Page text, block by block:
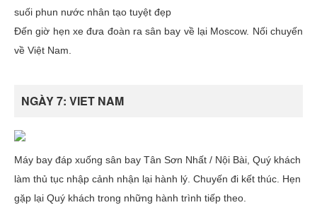
suối phun nước nhân tạo tuyệt đẹp
Đến giờ hẹn xe đưa đoàn ra sân bay về lại Moscow. Nối chuyến
về Việt Nam.
NGÀY 7: VIET NAM
Máy bay đáp xuống sân bay Tân Sơn Nhất / Nội Bài, Quý khách
làm thủ tục nhập cảnh nhận lại hành lý. Chuyến đi kết thúc. Hẹn
gặp lại Quý khách trong những hành trình tiếp theo.